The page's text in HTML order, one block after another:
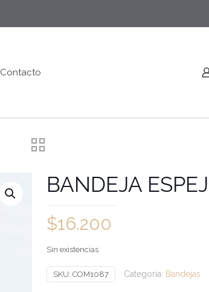
Contacto
BANDEJA
$16.200
Sin existencias
SKU: COM1087 Categoría: Bandejas